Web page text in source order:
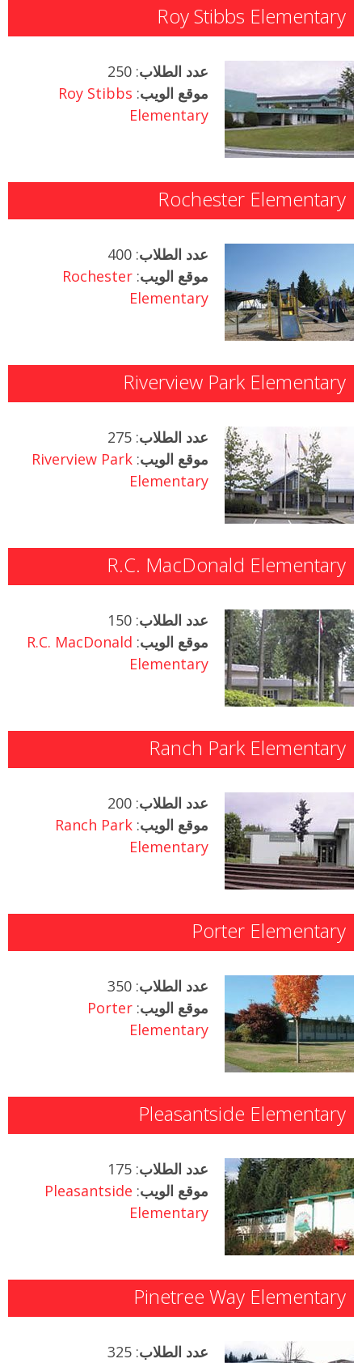
Roy Stibbs Elementary
عدد الطلاب: 250
موقع الويب:
Roy Stibbs
Elementary
Rochester Elementary
عدد الطلاب: 400
موقع الويب:
Rochester
Elementary
Riverview Park Elementary
عدد الطلاب: 275
موقع الويب:
Riverview Park
Elementary
R.C. MacDonald Elementary
عدد الطلاب: 150
موقع الويب:
R.C. MacDonald
Elementary
Ranch Park Elementary
عدد الطلاب: 200
موقع الويب:
Ranch Park
Elementary
Porter Elementary
عدد الطلاب: 350
موقع الويب:
Porter
Elementary
Pleasantside Elementary
عدد الطلاب: 175
موقع الويب:
Pleasantside
Elementary
Pinetree Way Elementary
عدد الطلاب: 325